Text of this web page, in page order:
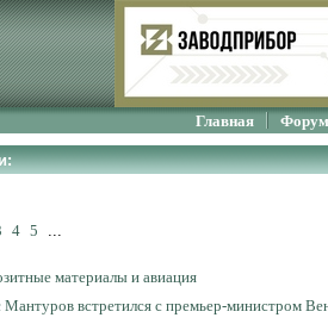
Главная Форум
4 5 ...
материалы и авиация
Мантуров встретился с премьер-министром